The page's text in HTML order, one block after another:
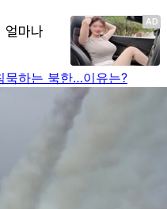
묵하는 북한…이유는?